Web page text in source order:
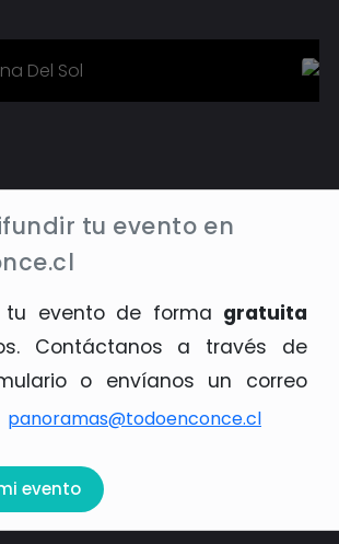
tu evento en
tu evento de forma gratuita
Contáctanos a través de
o envíanos un correo
panoramas@todoenconce.cl
evento